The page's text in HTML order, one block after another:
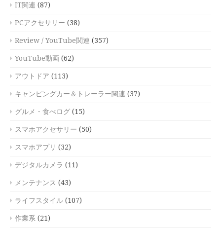
IT関連 (87)
PCアクセサリー (38)
Review / YouTube関連 (357)
YouTube動画 (62)
アウトドア (113)
キャンピングカー＆トレーラー関連 (37)
グルメ・食べログ (15)
スマホアクセサリー (50)
スマホアプリ (32)
デジタルカメラ (11)
メンテナンス (43)
ライフスタイル (107)
作業系 (21)